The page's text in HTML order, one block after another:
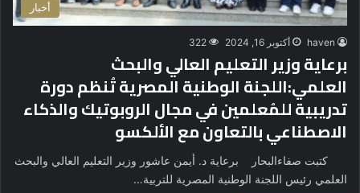
أخبار
haven أكتوبر 16, 2024 322
برعاية وزير التعليم العالي والبحث
العلمي:اللجنة الوطنية المصرية تُنظم دورة
تدريبية للمُعلمين في مجال الروبوتيك والذكاء
الاصطناعي بالتعاون مع الألكسو
كتبت صفاءالبحار برعاية د. أيمن عاشور وزير التعليم العالي والبحث
العلمي رئيس اللجنة الوطنية المصرية للتربية…